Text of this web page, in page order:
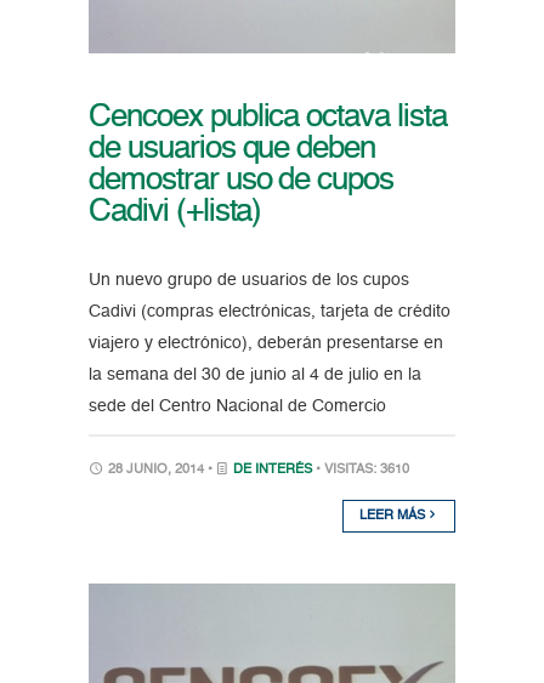
Cencoex publica octava lista
de usuarios que deben
demostrar uso de cupos
Cadivi (+lista)
Un nuevo grupo de usuarios de los cupos
Cadivi (compras electrónicas, tarjeta de crédito
viajero y electrónico), deberán presentarse en
la semana del 30 de junio al 4 de julio en la
sede del Centro Nacional de Comercio
28 JUNIO, 2014 • DE INTERÉS • VISITAS: 3610
LEER MÁS